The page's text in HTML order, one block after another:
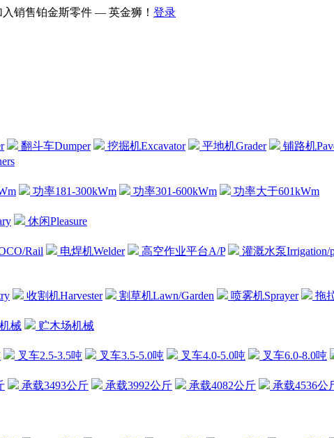
入销售铂金斯零件 — 英金狮！ 登录
翻斗车Dumper 挖掘机Excavator 平地机Grader 铺路机
功率181-300kWm 功率301-600kWm
功率大于601kWm
休闲Pleasure
Rail 电焊机Welder 高空作业平台A/P 灌溉水泵Irrigation/
收割机Harvester 割草机Lawn/Garden 喷雾机Sprayer
拖
械
贮木场机械
叉车2.5-3.5吨 叉车3.5-5.0吨 叉车4.0-5.0吨 叉车6.0-8.0吨
承载3493公斤 承载3992公斤 承载4082公斤 承载4536公